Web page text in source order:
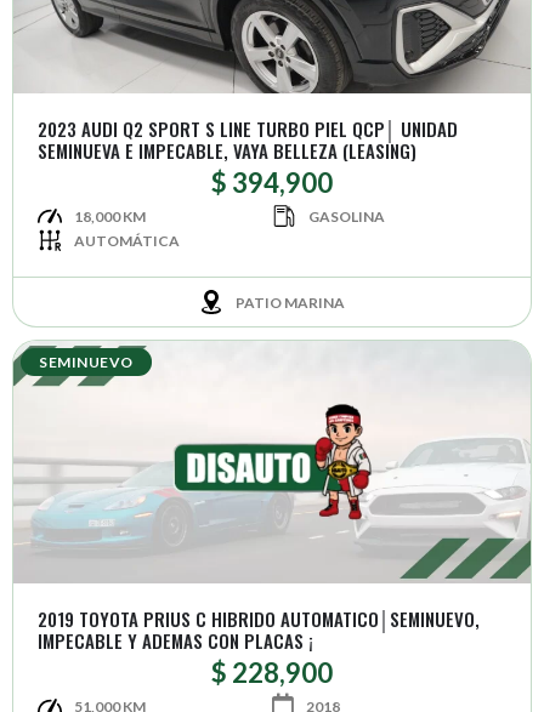
2023 AUDI Q2 SPORT S LINE TURBO PIEL QCP│ UNIDAD
SEMINUEVA E IMPECABLE, VAYA BELLEZA (LEASING)
$ 394,900
18,000 KM
GASOLINA
AUTOMÁTICA
PATIO MARINA
SEMINUEVO
2019 TOYOTA PRIUS C HIBRIDO AUTOMATICO│SEMINUEVO,
IMPECABLE Y ADEMAS CON PLACAS ¡
$ 228,900
51,000 KM
2018